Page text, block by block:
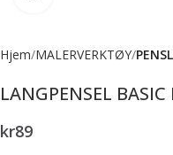
Hjem MALERVERKTØY
LANGPENSEL
kr89